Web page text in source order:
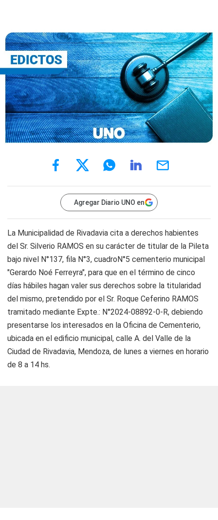
Agregar Diario UNO en
La Municipalidad de Rivadavia cita a derechos habientes
del Sr. Silverio RAMOS en su carácter de titular de la Pileta
bajo nivel N°137, fila N°3, cuadroN°5 cementerio municipal
"Gerardo Noé Ferreyra", para que en el término de cinco
días hábiles hagan valer sus derechos sobre la titularidad
del mismo, pretendido por el Sr. Roque Ceferino RAMOS
tramitado mediante Expte.: N°2024-08892-0-R, debiendo
presentarse los interesados en la Oficina de Cementerio,
ubicada en el edificio municipal, calle A. del Valle de la
Ciudad de Rivadavia, Mendoza, de lunes a viernes en horario
de 8 a 14 hs.